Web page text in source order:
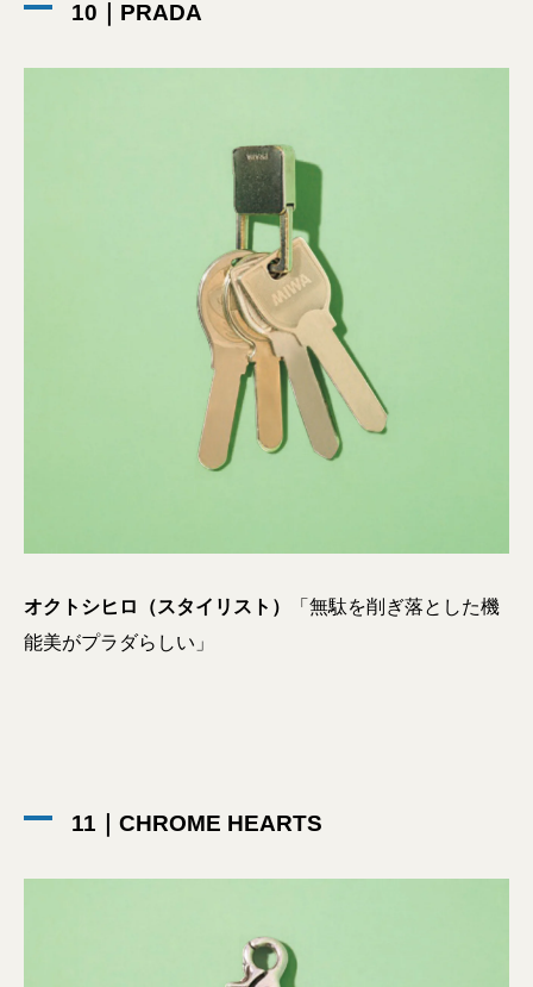
10｜PRADA
オクトシヒロ（スタイリスト）
「無駄を削ぎ落とした機
能美がプラダらしい」
11｜CHROME HEARTS